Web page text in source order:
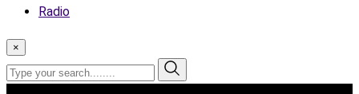
Radio
×